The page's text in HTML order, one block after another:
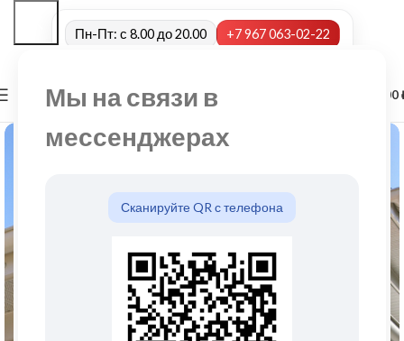
Мы на связи в
мессенджерах
Сканируйте QR с телефона
Пн-Пт: с 8.00 до 20.00 +7 967 063-02-22
МЕНЮ 0,00